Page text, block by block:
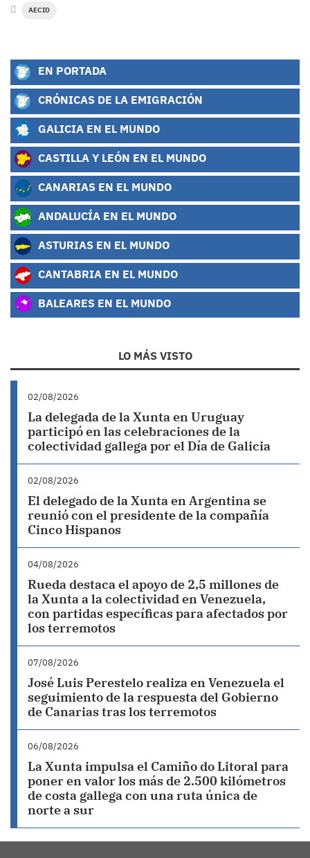
AECID
EN PORTADA
CRÓNICAS DE LA EMIGRACIÓN
GALICIA EN EL MUNDO
CASTILLA Y LEÓN EN EL MUNDO
CANARIAS EN EL MUNDO
ANDALUCÍA EN EL MUNDO
ASTURIAS EN EL MUNDO
CANTABRIA EN EL MUNDO
BALEARES EN EL MUNDO
LO MÁS VISTO
02/08/2026
La delegada de la Xunta en Uruguay
participó en las celebraciones de la
colectividad gallega por el Día de Galicia
02/08/2026
El delegado de la Xunta en Argentina se
reunió con el presidente de la compañía
Cinco Hispanos
04/08/2026
Rueda destaca el apoyo de 2,5 millones de
la Xunta a la colectividad en Venezuela,
con partidas específicas para afectados por
los terremotos
07/08/2026
José Luis Perestelo realiza en Venezuela el
seguimiento de la respuesta del Gobierno
de Canarias tras los terremotos
06/08/2026
La Xunta impulsa el Camiño do Litoral para
poner en valor los más de 2.500 kilómetros
de costa gallega con una ruta única de
norte a sur